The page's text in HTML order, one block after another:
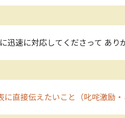
迅速に対応してくださって あり
に直接伝えたいこと（叱咤激励